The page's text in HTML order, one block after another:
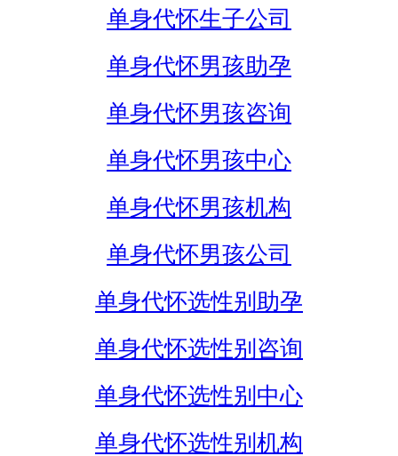
单身代怀生子公司
单身代怀男孩助孕
单身代怀男孩咨询
单身代怀男孩中心
单身代怀男孩机构
单身代怀男孩公司
单身代怀选性别助孕
单身代怀选性别咨询
单身代怀选性别中心
单身代怀选性别机构